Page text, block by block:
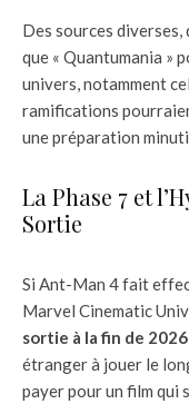
Des sources
que « Quantumania »
univers, notamment
ramifications
une préparation
La Phase 7 et
Sortie
Si Ant-Man 4 fait
Marvel Cinematic
sortie à la fin de 2026
étranger à jouer le
payer pour un film qui